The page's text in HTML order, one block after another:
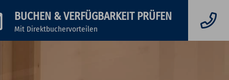
BUCHEN & VERFÜGBARKEIT PRÜFEN
Mit Direktbuchervorteilen